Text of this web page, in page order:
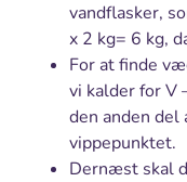
vandflasker,
x 2 kg= 6 kg,
For at finde
vi kalder for V
den anden
vippepunktet.
Dernæst skal